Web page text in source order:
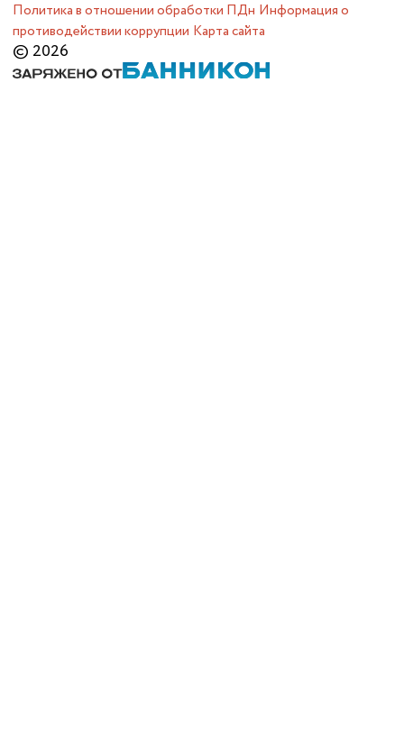
Политика в отношении обработки ПДн Информация о
противодействии коррупции Карта сайта
© 2026